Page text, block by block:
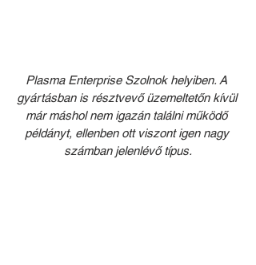
Plasma Enterprise Szolnok helyiben. A
gyártásban is résztvevő üzemeltetőn kívül
már máshol nem igazán találni működő
példányt, ellenben ott viszont igen nagy
számban jelenlévő típus.